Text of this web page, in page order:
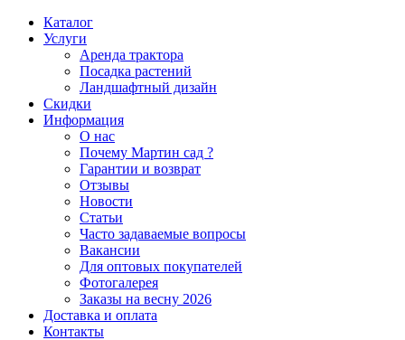
Каталог
Услуги
Аренда трактора
Посадка растений
Ландшафтный дизайн
Скидки
Информация
О нас
Почему Мартин сад ?
Гарантии и возврат
Отзывы
Новости
Статьи
Часто задаваемые вопросы
Вакансии
Для оптовых покупателей
Фотогалерея
Заказы на весну 2026
Доставка и оплата
Контакты